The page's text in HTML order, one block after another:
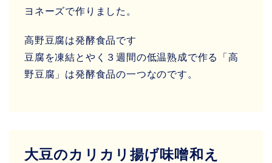
ヨネーズで作りました。
高野豆腐は発酵食品です
豆腐を凍結とやく３週間の低温熟成で作る「高
野豆腐」は発酵食品の一つなのです。
大豆のカリカリ揚げ味噌和え